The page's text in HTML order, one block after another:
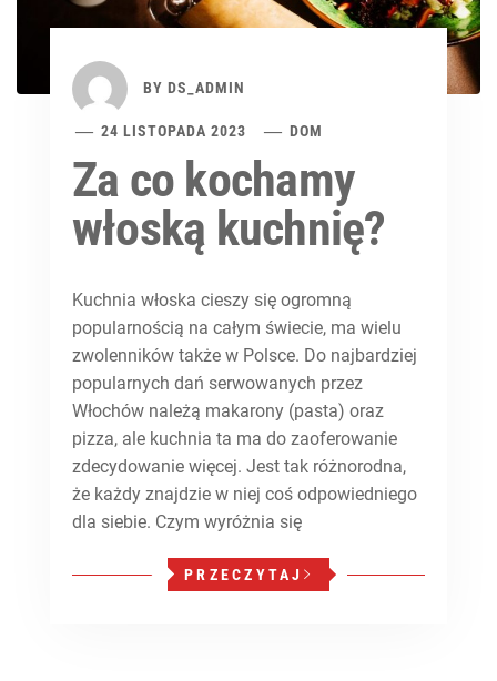
BY DS_ADMIN
24 LISTOPADA 2023 DOM
Za co kochamy
włoską kuchnię?
Kuchnia włoska cieszy się ogromną
popularnością na całym świecie, ma wielu
zwolenników także w Polsce. Do najbardziej
popularnych dań serwowanych przez
Włochów należą makarony (pasta) oraz
pizza, ale kuchnia ta ma do zaoferowanie
zdecydowanie więcej. Jest tak różnorodna,
że każdy znajdzie w niej coś odpowiedniego
dla siebie. Czym wyróżnia się
PRZECZYTAJ